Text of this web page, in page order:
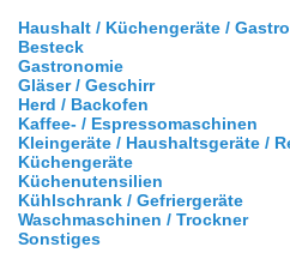
Haushalt / Küchengeräte /
Besteck
Gastronomie
Gläser / Geschirr
Herd / Backofen
Kaffee- / Espressomaschinen
Kleingeräte / Haushaltsgeräte /
Küchengeräte
Küchenutensilien
Kühlschrank / Gefriergeräte
Waschmaschinen / Trockner
Sonstiges